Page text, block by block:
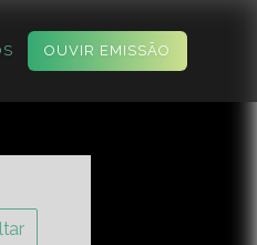
OUVIR EMISSÃO